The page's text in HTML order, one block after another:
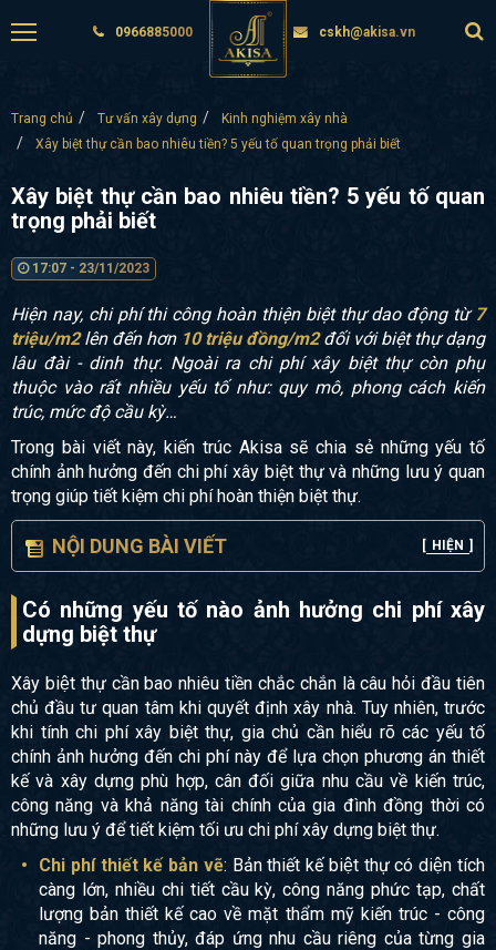
0966885000 cskh@akisa.vn
Trang chủ Tư vấn xây dựng
Kinh nghiệm xây nhà
Xây biệt thự cần bao nhiêu tiền? 5 yếu tố quan trọng phải biết
Xây biệt thự cần bao nhiêu tiền? 5 yếu tố quan
trọng phải biết
17:07 - 23/11/2023
Hiện nay, chi phí thi công hoàn thiện biệt thự dao động từ 7
triệu/m2lên đến hơn 10 triệu đồng/m2đối với biệt thự dạng
lâu đài - dinh thự. Ngoài ra chi phí xây biệt thự còn phụ
thuộc vào rất nhiều yếu tố như: quy mô, phong cách kiến
trúc, mức độ cầu kỳ…
Trong bài viết này, kiến trúc Akisa sẽ chia sẻ những yếu tố
chính ảnh hưởng đến chi phí xây biệt thự và những lưu ý quan
trọng giúp tiết kiệm chi phí hoàn thiện biệt thự.
NỘI DUNG BÀI VIẾT [ HIỆN ]
Có những yếu tố nào ảnh hưởng chi phí xây
dựng biệt thự
Xây biệt thự cần bao nhiêu tiền chắc chắn là câu hỏi đầu tiên
chủ đầu tư quan tâm khi quyết định xây nhà. Tuy nhiên, trước
khi tính chi phí xây biệt thự, gia chủ cần hiểu rõ các yếu tố
chính ảnh hưởng đến chi phí này để lựa chọn phương án thiết
kế và xây dựng phù hợp, cân đối giữa nhu cầu về kiến trúc,
công năng và khả năng tài chính của gia đình đồng thời có
những lưu ý để tiết kiệm tối ưu chi phí xây dựng biệt thự.
Chi phí thiết kế bản vẽ: Bản thiết kế biệt thự có diện tích
càng lớn, nhiều chi tiết cầu kỳ, công năng phức tạp, chất
lượng bản thiết kế cao về mặt thẩm mỹ kiến trúc - công
năng - phong thủy, đáp ứng nhu cầu riêng của từng gia